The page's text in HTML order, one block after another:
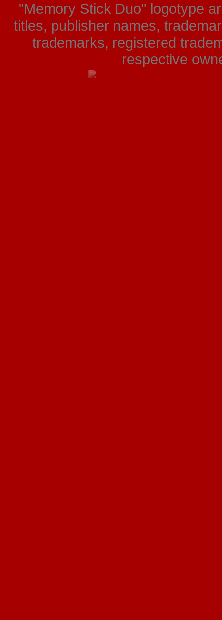
"Memory Stick Duo" logotype
titles, publisher names,
trademarks, registered
respective